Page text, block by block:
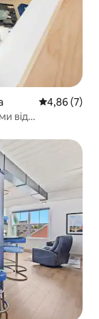
Середня
4,86 (7)
від